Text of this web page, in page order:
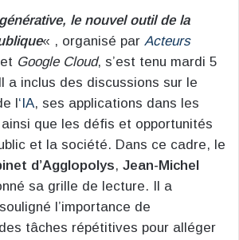
le nouvel outil de la
« , organisé par Acteurs
Google Cloud, s’est tenu mardi 5
a inclus des discussions sur le
l ‘IA, ses applications dans les
que les défis et opportunités
et la société. Dans ce cadre, le
d’Agglopolys, Jean-Michel
sa grille de lecture. Il a
l’importance de
tâches répétitives pour alléger